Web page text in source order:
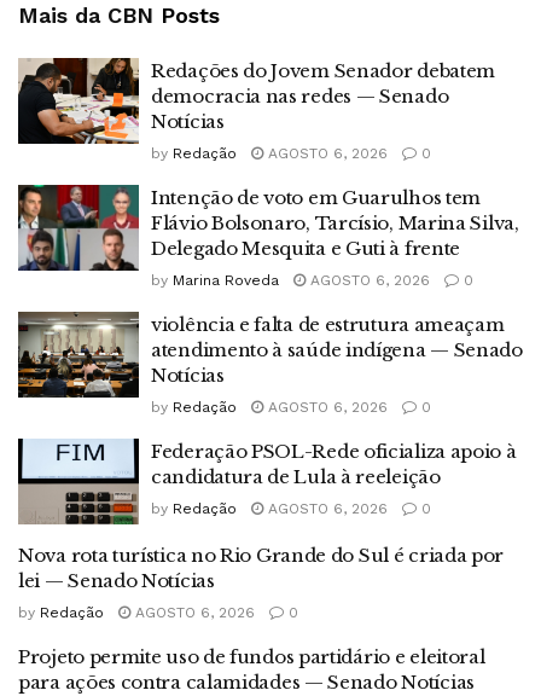
Mais da CBN Posts
Redações do Jovem Senador debatem
democracia nas redes — Senado
Notícias
by Redação AGOSTO 6, 2026 0
Intenção de voto em Guarulhos tem
Flávio Bolsonaro, Tarcísio, Marina Silva,
Delegado Mesquita e Guti à frente
by Marina Roveda AGOSTO 6, 2026 0
violência e falta de estrutura ameaçam
atendimento à saúde indígena — Senado
Notícias
by Redação AGOSTO 6, 2026 0
Federação PSOL-Rede oficializa apoio à
candidatura de Lula à reeleição
by Redação AGOSTO 6, 2026 0
Nova rota turística no Rio Grande do Sul é criada por
lei — Senado Notícias
by Redação AGOSTO 6, 2026 0
Projeto permite uso de fundos partidário e eleitoral
para ações contra calamidades — Senado Notícias